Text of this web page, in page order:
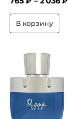
В корзину